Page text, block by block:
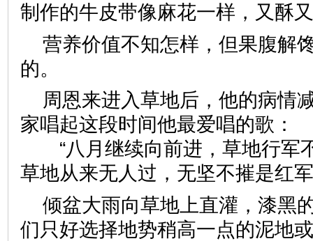
制作的牛皮带像麻花一样，又酥
营养价值不知怎样，但果腹解
的。
周恩来进入草地后，他的病情
家唱起这段时间他最爱唱的歌：
“八月继续向前进，草地行军
草地从来无人过，无坚不摧是红
倾盆大雨向草地上直灌，漆黑
们只好选择地势稍高一点的泥地